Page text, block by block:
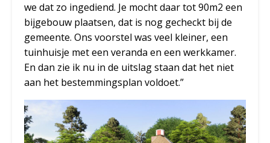
we dat zo ingediend. Je mocht daar tot 90m2 een
bijgebouw plaatsen, dat is nog gecheckt bij de
gemeente. Ons voorstel was veel kleiner, een
tuinhuisje met een veranda en een werkkamer.
En dan zie ik nu in de uitslag staan dat het niet
aan het bestemmingsplan voldoet.”